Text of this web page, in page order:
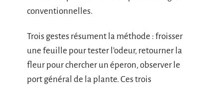
conventionnelles.
Trois gestes résument la méthode : froisser
une feuille pour tester l’odeur, retourner la
fleur pour chercher un éperon, observer le
port général de la plante. Ces trois